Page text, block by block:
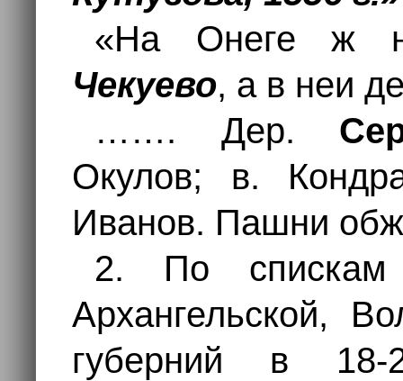
«На Онеге ж
Чекуево, а в неи
……. Дер.
Окулов; в.
Иванов. Пашни
2. По спискам
Архангельской,
губерний в 18-